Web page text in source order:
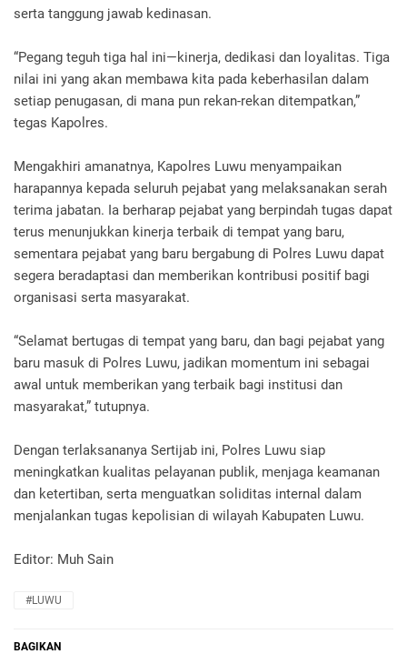
serta tanggung jawab kedinasan.
“Pegang teguh tiga hal ini—kinerja, dedikasi dan loyalitas. Tiga
nilai ini yang akan membawa kita pada keberhasilan dalam
setiap penugasan, di mana pun rekan-rekan ditempatkan,”
tegas Kapolres.
Mengakhiri amanatnya, Kapolres Luwu menyampaikan
harapannya kepada seluruh pejabat yang melaksanakan serah
terima jabatan. Ia berharap pejabat yang berpindah tugas dapat
terus menunjukkan kinerja terbaik di tempat yang baru,
sementara pejabat yang baru bergabung di Polres Luwu dapat
segera beradaptasi dan memberikan kontribusi positif bagi
organisasi serta masyarakat.
“Selamat bertugas di tempat yang baru, dan bagi pejabat yang
baru masuk di Polres Luwu, jadikan momentum ini sebagai
awal untuk memberikan yang terbaik bagi institusi dan
masyarakat,” tutupnya.
Dengan terlaksananya Sertijab ini, Polres Luwu siap
meningkatkan kualitas pelayanan publik, menjaga keamanan
dan ketertiban, serta menguatkan soliditas internal dalam
menjalankan tugas kepolisian di wilayah Kabupaten Luwu.
Editor: Muh Sain
#LUWU
BAGIKAN